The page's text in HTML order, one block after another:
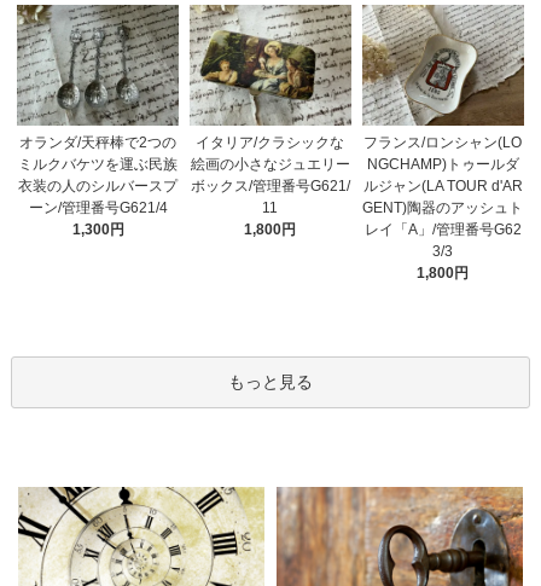
オランダ/天秤棒で2つの
ミルクバケツを運ぶ民族
衣装の人のシルバースプ
ーン/管理番号G621/4
1,300円
イタリア/クラシックな
絵画の小さなジュエリー
ボックス/管理番号G621/
11
1,800円
フランス/ロンシャン(LO
NGCHAMP)トゥールダ
ルジャン(LA TOUR d'AR
GENT)陶器のアッシュト
レイ「A」/管理番号G62
3/3
1,800円
もっと見る